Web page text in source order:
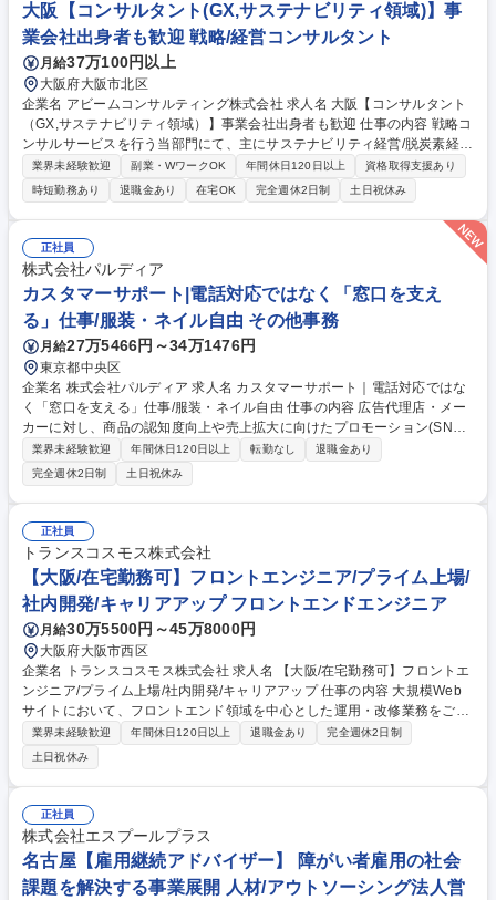
大阪【コンサルタント(GX,サステナビリティ領域)】事
業会社出身者も歓迎 戦略/経営コンサルタント
月給37万100円以上
大阪府大阪市北区
企業名 アビームコンサルティング株式会社 求人名 大阪【コンサルタント
（GX,サステナビリティ領域）】事業会社出身者も歓迎 仕事の内容 戦略コ
ンサルサービスを行う当部門にて、主にサステナビリティ経営/脱炭素経営
やGX/エネルギー関連 新規ビジネス開発に関するコンサル業務をお任せし
ます。以下主な業務内容です。 ■サステナビリティ経営/脱炭素経営コンサ
ルタント ・サステナビリティ経営戦略立案、SSBJ/CSRD等の情報開示方
針策定 ・脱炭素経営戦略の立案、GHG削減ロードマップの策定 ・GHG排
出量の見える化から削減プランの策定支援 ■GX/エネルギー関連 新規ビジ
ネス開発コンサルタント ・GX/エネルギー関連の新規事業モデルの立案支
援、事業性評価支援、事業構築支援 募集職種 大阪【コンサルタント（GX,
サステナビリティ領域）】事業会社出身者も歓迎
業界未経験歓迎 副業・WワークOK 年間休日120日以上
資格取得支援あり
時短勤務あり
退職金あり 在宅OK 完全週休2日制 土日祝休み
正社員
株式会社パルディア
カスタマーサポート|電話対応ではなく「窓口を支え
る」仕事/服装・ネイル自由 その他事務
月給27万5466円～34万1476円
東京都中央区
企業名 株式会社パルディア 求人名 カスタマーサポート｜電話対応ではな
く「窓口を支える」仕事/服装・ネイル自由 仕事の内容 広告代理店・メー
カーに対し、商品の認知度向上や売上拡大に向けたプロモーション(SNS
キャンペーン/プレゼントキャンペーン等)を運用している当社にて、ユー
ザーからの問い合わせ窓口を設計・運営していくカスタ マーサポートをお
任せします。問い合わせ対応は、主に外部コールセンターが担当。外部パ
ートナーと連携しながら、問い合わせ窓口を円滑に運営・サポートする業
務です。 【業務詳細】■キャンペーン内容の把握・整理 ■外部コールセン
ターとの連携 ■問い合わせ窓口の立ち上げ依頼 ■FAQ(想定問答集)の作
成・更新 ■ディレクター・クライアントへの確認、回答内容の調整 募集職
種 カスタマーサポート｜電話対応ではなく「窓口を支える」仕事/服装・
ネイル自由
業界未経験歓迎 年間休日120日以上 転勤なし
退職金あり
完全週休2日制
土日祝休み
正社員
トランスコスモス株式会社
【大阪/在宅勤務可】フロントエンジニア/プライム上場/
社内開発/キャリアアップ フロントエンドエンジニア
月給30万5500円～45万8000円
大阪府大阪市西区
企業名 トランスコスモス株式会社 求人名 【大阪/在宅勤務可】フロントエ
ンジニア/プライム上場/社内開発/キャリアアップ 仕事の内容 大規模Web
サイトにおいて、フロントエンド領域を中心とした運用・改修業務をご担
当いただきます。既存サイトを安全かつ正確に運用し、より使いやすく、
分かりやすいUI/UXを実現するための改善にも、 携わっていただくポジシ
ョンです。＜具体的には＞ ■HTML/CSS/JavaScriptを用いたWebサイトの
改修・開発 ■バックエンドと連携したWebアプリケーションにおけるフロ
ントUI調整、機能改修 ■サイト更新時の版数管理、仕様確認、影響範囲の
整理 ■プロジェクトメンバー・お客様企業との仕様調整、進行上のコミュ
ニケーション ■品質確認およびリリース前後のチェック業務 募集職種
【大阪/在宅勤務可】フロントエンジニア/プライム上場/社内開発/キャリア
アップ
業界未経験歓迎 年間休日120日以上 退職金あり
完全週休2日制
土日祝休み
正社員
株式会社エスプールプラス
名古屋【雇用継続アドバイザー】 障がい者雇用の社会
課題を解決する事業展開 人材/アウトソーシング法人営